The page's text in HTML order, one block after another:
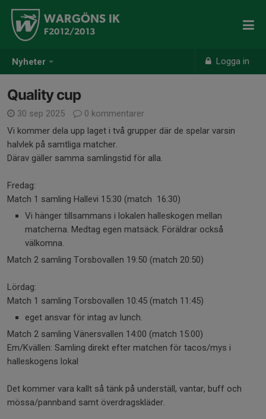
Nyheter Logga in
WARGÖNS IK
F2012/2013
Quality cup
30 sep 2025
0 kommentarer
Vi kommer dela upp laget i två grupper där de spelar varsin
halvlek på samtliga matcher.
Därav gäller samma samlingstid för alla.
Fredag:
Match 1 samling Hallevi 15:30 (match 16:30)
Vi hänger tillsammans i lokalen halleskogen mellan
matcherna. Medtag egen matsäck. Föräldrar också
välkomna.
Match 2 samling Torsbovallen 19:50 (match 20:50)
Lördag:
Match 1 samling Torsbovallen 10:45 (match 11:45)
eget ansvar för intag av lunch.
Match 2 samling Vänersvallen 14:00 (match 15:00)
Em/Kvällen: Samling direkt efter matchen för tacos/mys i
halleskogens lokal
Det kommer vara kallt så tänk på underställ, vantar, buff och
mössa/pannband samt överdragskläder.